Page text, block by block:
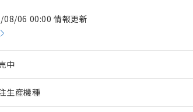
08/06 00:00 情報更新
中
生産機種